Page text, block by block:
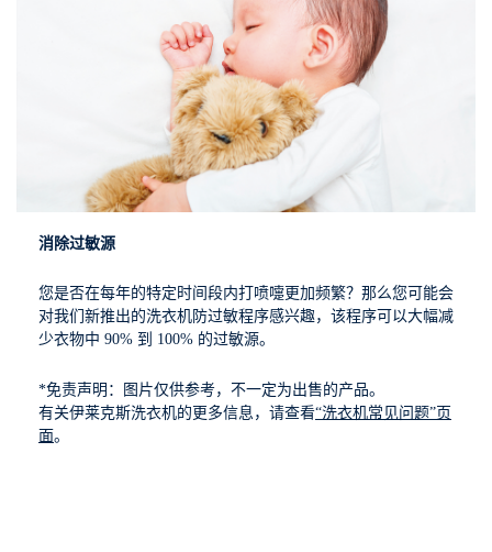
消除过敏源
您是否在每年的特定时间段内打喷嚏更加频繁？那么您可能会
对我们新推出的洗衣机防过敏程序感兴趣，该程序可以大幅减
少衣物中 90% 到 100% 的过敏源。
*免责声明：图片仅供参考，不一定为出售的产品。
有关伊莱克斯洗衣机的更多信息，请查看“洗衣机常见问题”页
面。